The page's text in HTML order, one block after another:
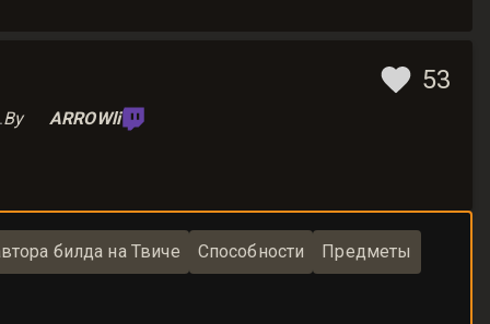
53
By ARROWli
билда на Твиче Способности Предметы